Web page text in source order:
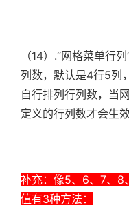
（14）.“网格菜单行
列数，默认是4行5列
自行排列行列数，当
定义的行列数才会生
补充：像5、6、7、8
值有3种方法：